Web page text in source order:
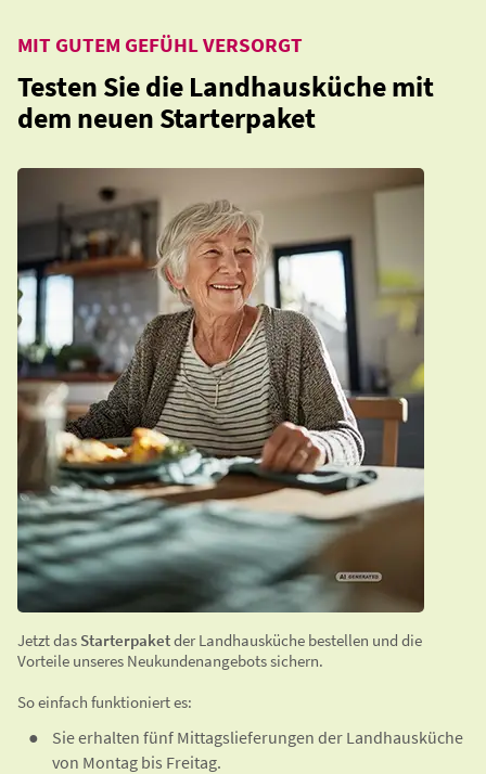
Testen Sie die Landhausküche mit
dem neuen Starterpaket
MIT GUTEM GEFÜHL VERSORGT
Jetzt das Starterpaketder Landhausküche bestellen und die
Vorteile unseres Neukundenangebots sichern.
So einfach funktioniert es:
Sie erhalten fünf Mittagslieferungen der Landhausküche
von Montag bis Freitag.